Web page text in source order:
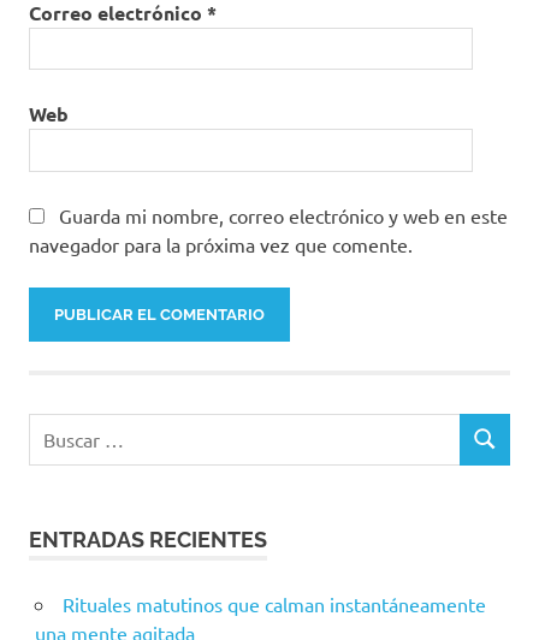
Correo electrónico *
Web
Guarda mi nombre, correo electrónico y web en este
navegador para la próxima vez que comente.
ENTRADAS RECIENTES
Rituales matutinos que calman instantáneamente
una mente agitada